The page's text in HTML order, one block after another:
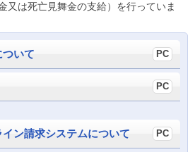
又は死亡見舞金の支給）を行っていま
いて
ン請求システムについて